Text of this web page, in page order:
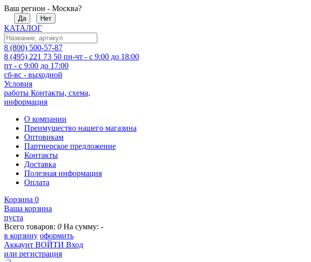
Ваш регион - Москва?
Да Нет
КАТАЛОГ
8 (800) 500-57-87
8 (495) 221 73 50 пн-чт - с 9:00 до 18:00
пт - с 9:00 до 17:00
сб-вс - выходной
Условия
работы Контакты, схема,
информация
О компании
Преимущество нашего магазина
Оптовикам
Партнерское предложение
Контакты
Доставка
Полезная информация
Оплата
Корзина 0
Ваша корзина
пуста
Всего товаров: 0 На сумму: -
в корзину оформить
Аккаунт ВОЙТИ Вход
или регистрация